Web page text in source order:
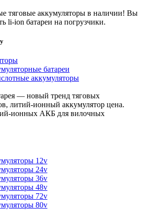
тяговые аккумуляторы в наличии! Вы
li-ion батареи на погрузчики.
батареи
аккумуляторы
— новый тренд тяговых
литий-ионный аккумулятор цена.
ионных АКБ для вилочных
12v
24v
36v
48v
72v
80v